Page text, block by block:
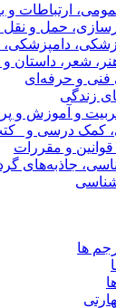
ارتباطات و
حمل و نقل
شعر، داستان و
و حرفه‌ای
زندگی
و آموزش و
کمک درسی و
و مقررات
جاذبه‌های
ها